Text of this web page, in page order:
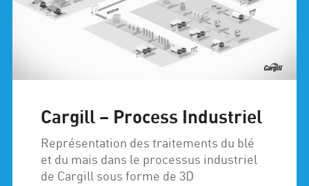
Cargill – Process Industriel
Représentation des traitements du blé
et du mais dans le processus industriel
de Cargill sous forme de 3D